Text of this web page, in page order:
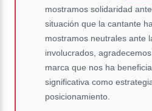
mostramos solidaridad
situación que la cantante
mostramos neutrales ante
involucrados,
marca que nos ha
significativa como
posicionamiento.